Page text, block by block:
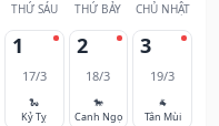
THỨ SÁU THỨ BẢY CHỦ NHẬT
1
17/3
🐍
Kỷ Tỵ
2
18/3
🐎
Canh Ngọ
3
19/3
🐐
Tân Mùi